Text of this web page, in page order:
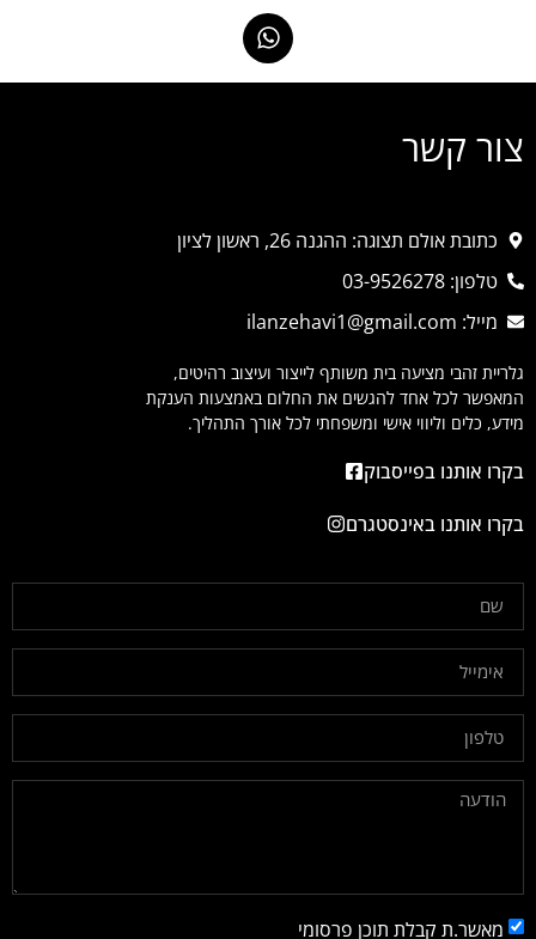
צור קשר
כתובת אולם תצוגה: ההגנה 26, ראשון לציון
טלפון: 03-9526278
מייל: ilanzehavi1@gmail.com
גלריית זהבי מציעה בית משותף לייצור ועיצוב רהיטים,
המאפשר לכל אחד להגשים את החלום באמצעות הענקת
מידע, כלים וליווי אישי ומשפחתי לכל אורך התהליך.
בקרו אותנו בפייסבוק
בקרו אותנו באינסטגרם
מאשר.ת קבלת תוכן פרסומי